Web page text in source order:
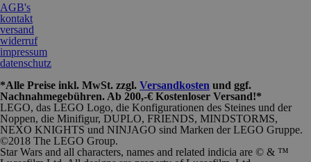
AGB's
kontakt
versand
widerruf
impressum
datenschutz
*Alle Preise inkl. MwSt. zzgl. Versandkosten und ggf.
Nachnahmegebühren. Ab 200,-€ Kostenloser Versand!*
LEGO, das LEGO Logo, die Konfigurationen des Steines und der
Noppen, die Minifigur, DUPLO, FRIENDS, MINDSTORMS,
NEXO KNIGHTS und NINJAGO sind Marken der LEGO Gruppe.
©2018 The LEGO Group.
Star Wars and all characters, names and related indicia are © & ™